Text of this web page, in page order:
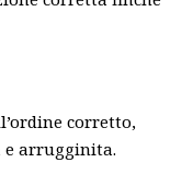
corretto,
e arrugginita.